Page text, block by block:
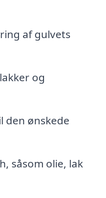
af gulvets
og
den ønskede
såsom olie, lak